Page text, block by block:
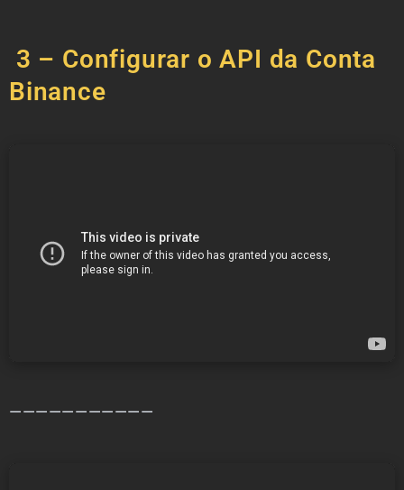
3 – Configurar o API da Conta
Binance
———————————